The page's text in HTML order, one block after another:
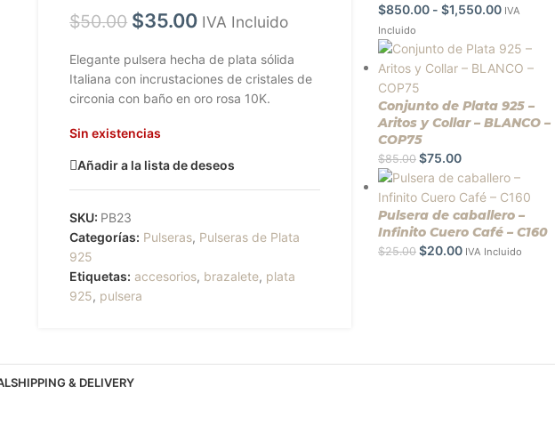
$50.00 $35.00 IVA Incluido
Elegante pulsera hecha de plata sólida
Italiana con incrustaciones de cristales de
circonia con baño en oro rosa 10K.
Sin existencias
Añadir a la lista de deseos
SKU: PB23
Categorías: Pulseras, Pulseras de Plata
925
Etiquetas: accesorios, brazalete, plata
925, pulsera
$850.00 - $1,550.00 IVA
Incluido
Conjunto de Plata 925 –
Aritos y Collar – BLANCO –
COP75
$85.00 $75.00
Pulsera de caballero –
Infinito Cuero Café – C160
$25.00 $20.00 IVA Incluido
SHIPPING & DELIVERY